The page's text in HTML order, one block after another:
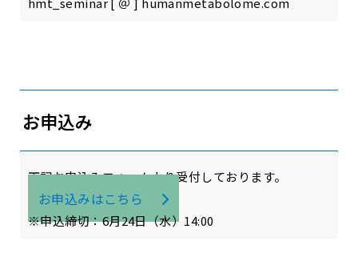
お申込み
下記お申込みフォームより受付しております。
お申込みはこちら
※申込締切：6月24日（水）14:00